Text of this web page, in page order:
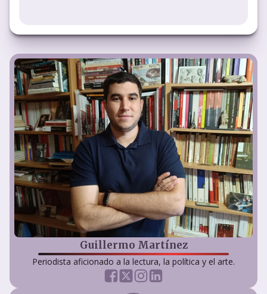
Guillermo Martínez
Periodista aficionado a la lectura, la política y el arte.